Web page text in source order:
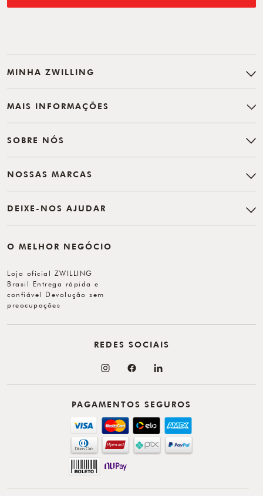
MINHA ZWILLING
MAIS INFORMAÇÕES
SOBRE NÓS
NOSSAS MARCAS
DEIXE-NOS AJUDAR
O MELHOR NEGÓCIO
Loja oficial ZWILLING
Brasil Entrega rápida e
confiável Devolução sem
preocupações
PAGAMENTOS SEGUROS
REDES SOCIAIS